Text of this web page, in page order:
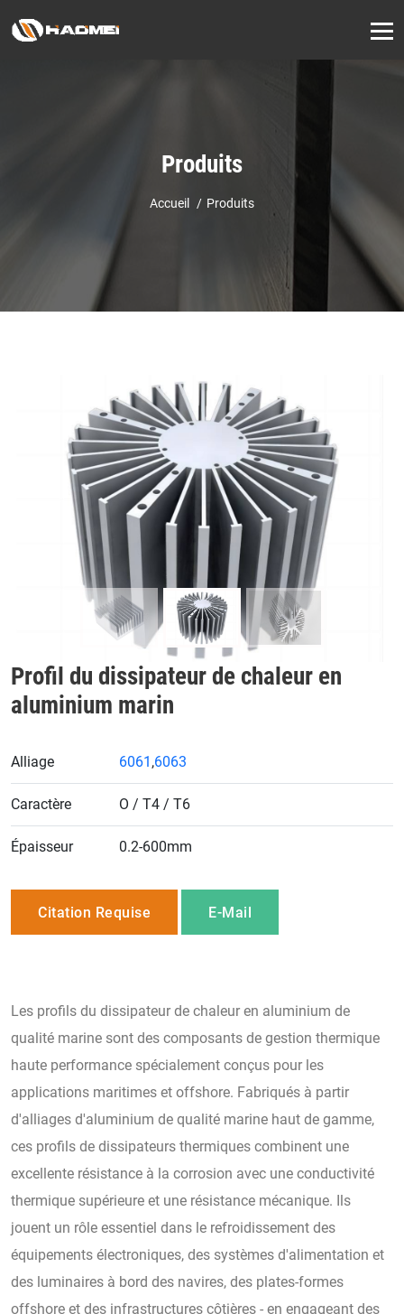
Produits
Accueil Produits
Précédent
Profil du dissipateur de chaleur en
aluminium marin
Alliage 6061 ,6063
Caractère O / T4 / T6
Épaisseur 0.2-600mm
Citation Requise E-Mail
Les profils du dissipateur de chaleur en aluminium de
qualité marine sont des composants de gestion thermique
haute performance spécialement conçus pour les
applications maritimes et offshore. Fabriqués à partir
d'alliages d'aluminium de qualité marine haut de gamme,
ces profils de dissipateurs thermiques combinent une
excellente résistance à la corrosion avec une conductivité
thermique supérieure et une résistance mécanique. Ils
jouent un rôle essentiel dans le refroidissement des
équipements électroniques, des systèmes d'alimentation et
des luminaires à bord des navires, des plates-formes
offshore et des infrastructures côtières - en engageant des